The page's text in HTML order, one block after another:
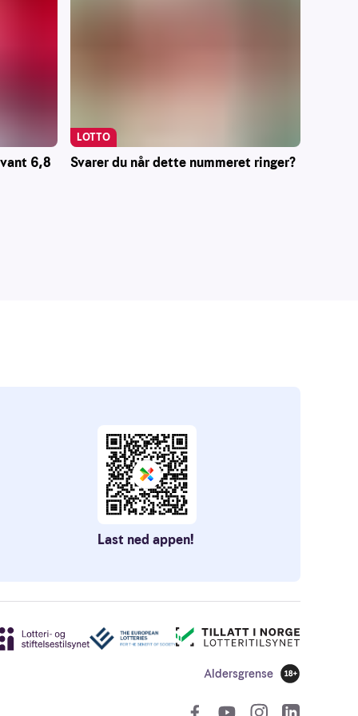
6,8 Svarer du når dette nummeret ringer?
LOTTO
Last ned appen!
Aldersgrense
18 år